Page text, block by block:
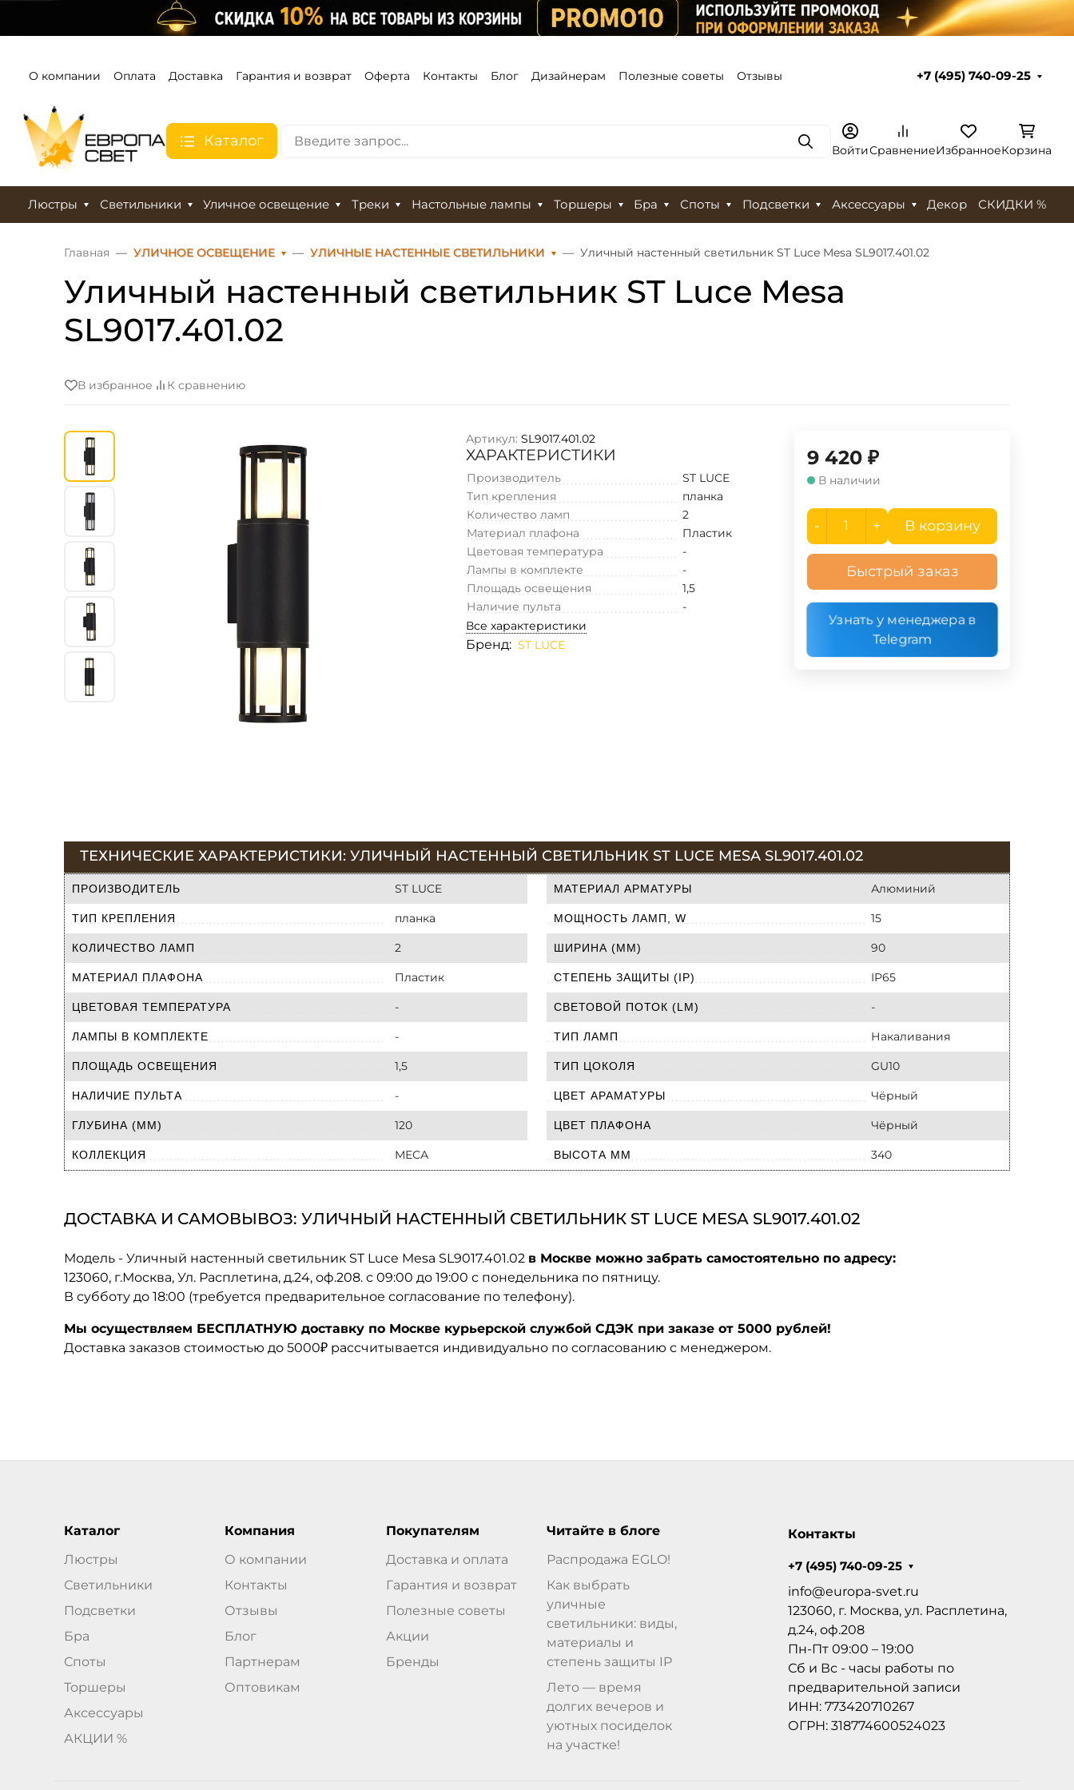
О компании Оплата Доставка Гарантия и возврат Оферта Контакты Блог Дизайнерам Полезные советы Отзывы +7 (495) 740-09-25
Каталог ПоискВойтиСравнениеИзбранноеКорзина
Люстры Светильники Уличное освещение Треки Настольные лампы Торшеры Бра Споты Подсветки Аксессуары Декор СКИДКИ %
Главная УЛИЧНОЕ ОСВЕЩЕНИЕ УЛИЧНЫЕ НАСТЕННЫЕ СВЕТИЛЬНИКИ Уличный настенный светильник ST Luce Mesa SL9017.401.02
Уличный настенный светильник ST Luce Mesa
SL9017.401.02
В избранное К сравнению
Артикул: SL9017.401.02
ХАРАКТЕРИСТИКИ
Производитель
ST LUCE
Тип крепления
планка
Количество ламп
2
Материал плафона
Пластик
Цветовая температура
-
Лампы в комплекте
-
Площадь освещения
1,5
Наличие пульта
-
Все характеристики
Бренд: ST LUCE
9 420 ₽
В наличии
- + В корзину
Быстрый заказ
Узнать у менеджера в
Telegram
ТЕХНИЧЕСКИЕ ХАРАКТЕРИСТИКИ: УЛИЧНЫЙ НАСТЕННЫЙ СВЕТИЛЬНИК ST LUCE MESA SL9017.401.02
ПРОИЗВОДИТЕЛЬ ST LUCE
ТИП КРЕПЛЕНИЯ планка
КОЛИЧЕСТВО ЛАМП 2
МАТЕРИАЛ ПЛАФОНА Пластик
ЦВЕТОВАЯ ТЕМПЕРАТУРА -
ЛАМПЫ В КОМПЛЕКТЕ -
ПЛОЩАДЬ ОСВЕЩЕНИЯ 1,5
НАЛИЧИЕ ПУЛЬТА -
ГЛУБИНА (ММ) 120
КОЛЛЕКЦИЯ МЕСА
МАТЕРИАЛ АРМАТУРЫ Алюминий
МОЩНОСТЬ ЛАМП, W 15
ШИРИНА (ММ) 90
СТЕПЕНЬ ЗАЩИТЫ (IP) IP65
СВЕТОВОЙ ПОТОК (LM) -
ТИП ЛАМП Накаливания
ТИП ЦОКОЛЯ GU10
ЦВЕТ АРАМАТУРЫ Чёрный
ЦВЕТ ПЛАФОНА Чёрный
ВЫСОТА ММ 340
ДОСТАВКА И САМОВЫВОЗ: УЛИЧНЫЙ НАСТЕННЫЙ СВЕТИЛЬНИК ST LUCE MESA SL9017.401.02
Модель - Уличный настенный светильник ST Luce Mesa SL9017.401.02 в Москве можно забрать самостоятельно по адресу:
123060, г.Москва, Ул. Расплетина, д.24, оф.208. с 09:00 до 19:00 с понедельника по пятницу.
В субботу до 18:00 (требуется предварительное согласование по телефону).
Мы осуществляем БЕСПЛАТНУЮ доставку по Москве курьерской службой СДЭК при заказе от 5000 рублей!
Доставка заказов стоимостью до 5000₽ рассчитывается индивидуально по согласованию с менеджером.
Каталог
Люстры
Светильники
Подсветки
Бра
Споты
Торшеры
Аксессуары
АКЦИИ %
Компания
О компании
Контакты
Отзывы
Блог
Партнерам
Оптовикам
Покупателям
Доставка и оплата
Гарантия и возврат
Полезные советы
Акции
Бренды
Читайте в блоге
Распродажа EGLO!
Как выбрать
уличные
светильники: виды,
материалы и
степень защиты IP
Лето — время
долгих вечеров и
уютных посиделок
на участке!
Контакты
+7 (495) 740-09-25
info@europa-svet.ru
123060, г. Москва, ул. Расплетина,
д.24, оф.208
Пн-Пт 09:00 – 19:00
Сб и Вс - часы работы по
предварительной записи
ИНН: 773420710267
ОГРН: 318774600524023